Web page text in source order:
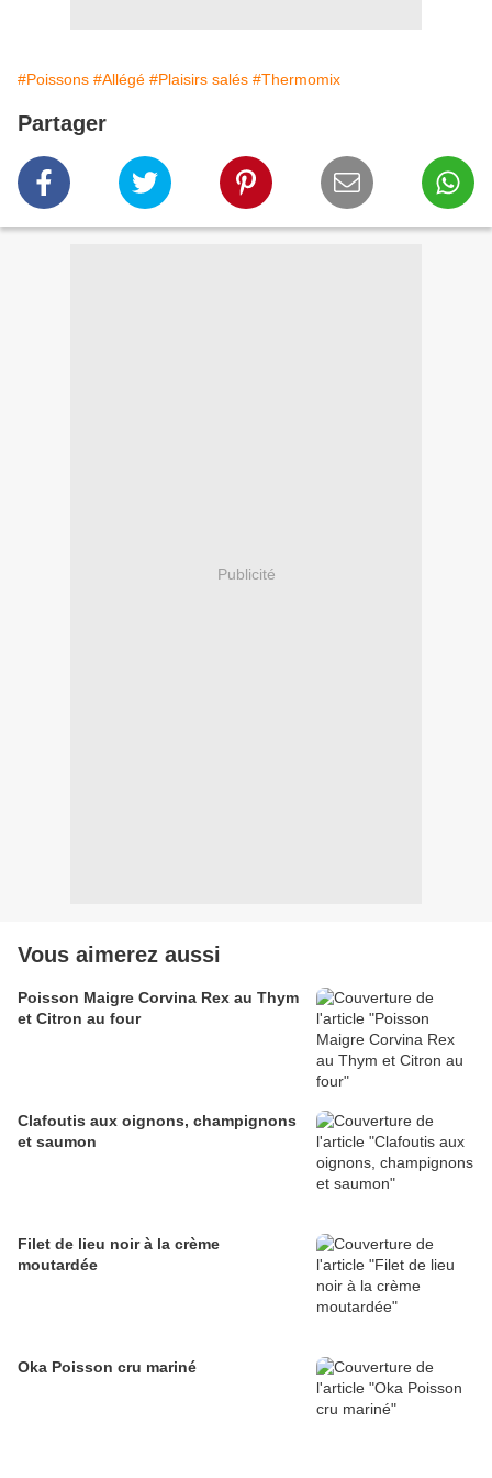
#Poissons #Allégé #Plaisirs salés #Thermomix
Partager
Publicité
Vous aimerez aussi
Poisson Maigre Corvina Rex au Thym
et Citron au four
Clafoutis aux oignons, champignons
et saumon
Filet de lieu noir à la crème
moutardée
Oka Poisson cru mariné